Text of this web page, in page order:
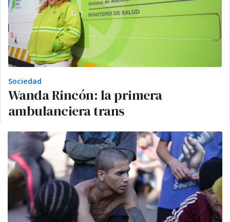
Sociedad
Wanda Rincón: la primera
ambulanciera trans